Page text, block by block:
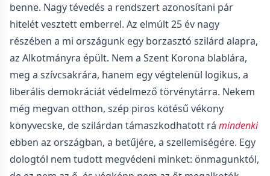
benne. Nagy tévedés a rendszert azonosítani pár
hitelét vesztett emberrel. Az elmúlt 25 év nagy
részében a mi országunk egy borzasztó szilárd alapra,
az Alkotmányra épült. Nem a Szent Korona blablára,
meg a szívcsakrára, hanem egy végtelenül logikus, a
liberális demokráciát védelmező törvénytárra. Nekem
még megvan otthon, szép piros kötésű vékony
könyvecske, de szilárdan támaszkodhatott rá mindenki
ebben az országban, a betűjére, a szellemiségére. Egy
dologtól nem tudott megvédeni minket: önmagunktól,